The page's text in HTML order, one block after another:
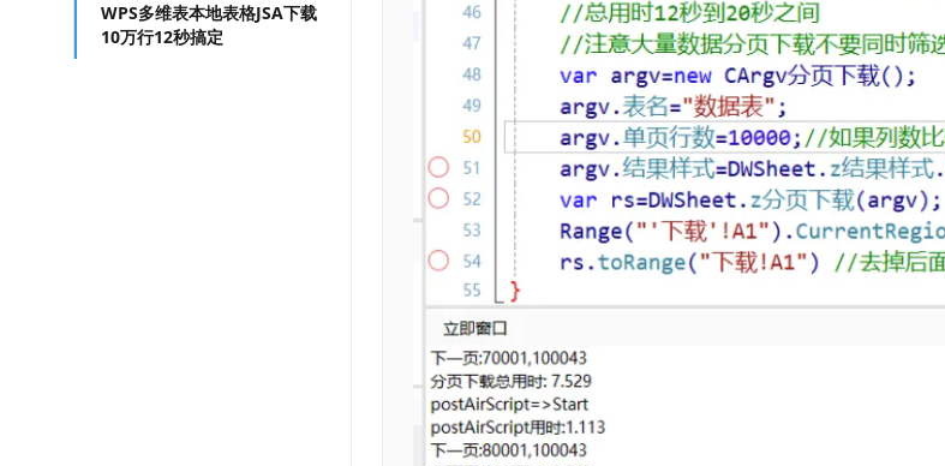
WPS多维表本地表格JSA下载
10万行12秒搞定